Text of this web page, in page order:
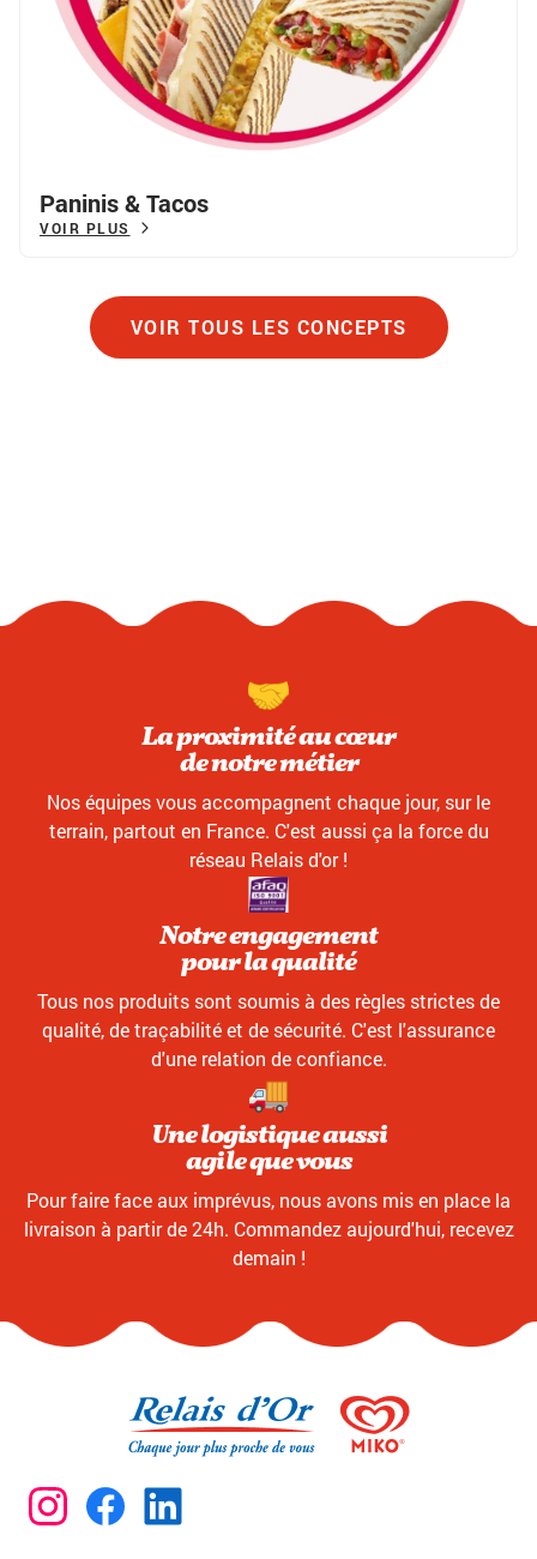
Paninis & Tacos
VOIR PLUS
VOIR TOUS LES CONCEPTS
La proximité au cœur
de notre métier
Nos équipes vous accompagnent chaque jour, sur le
terrain, partout en France. C'est aussi ça la force du
réseau Relais d'or !
Notre engagement
pour la qualité
Tous nos produits sont soumis à des règles strictes de
qualité, de traçabilité et de sécurité. C'est l'assurance
d'une relation de confiance.
Une logistique aussi
agile que vous
Pour faire face aux imprévus, nous avons mis en place la
livraison à partir de 24h. Commandez aujourd'hui, recevez
demain !